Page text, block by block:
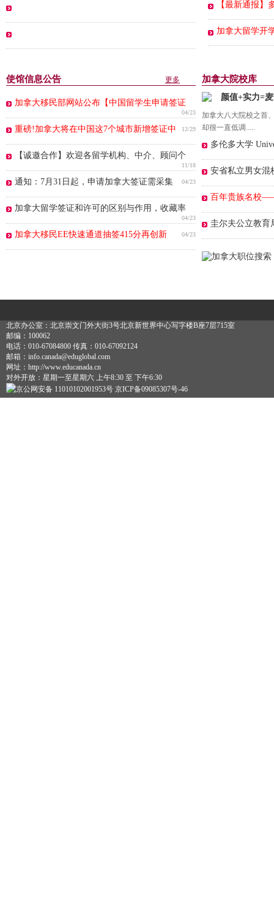
【最新通报】
加拿大留学开
使馆信息公告 更多
加拿大移民部网站公布【中国留学生申请签证
04/23
重磅!加拿大将在中国这7个城市新增签证中 12/29
【诚邀合作】欢迎各留学机构、中介、顾问个
11/18
通知：7月31日起，申请加拿大签证需采集 04/23
加拿大留学签证和许可的区别与作用，收藏率
04/23
加拿大移民EE快速通道抽签415分再创新 04/23
加拿大院校库
颜值+实力=
加拿大八大院校之首
却很一直低调.....
多伦多大学
安省私立男女
百年贵族名校
圭尔夫公立教育
北京办公室：北京崇文门外大街3号北京新世界中心写字楼B座7层715室
邮编：100062
电话：010-67084800 传真：010-67092124
邮箱：info.canada@eduglobal.com
网址：http://www.educanada.cn
对外开放：星期一至星期六 上午8:30 至 下午6:30
京公网安备 11010102001953号 京ICP备09085307号-46